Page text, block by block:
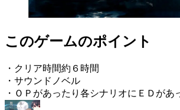
このゲームのポイント
・クリア時間約６時間
・サウンドノベル
・ＯＰがあったり各シナリオにＥＤがあ